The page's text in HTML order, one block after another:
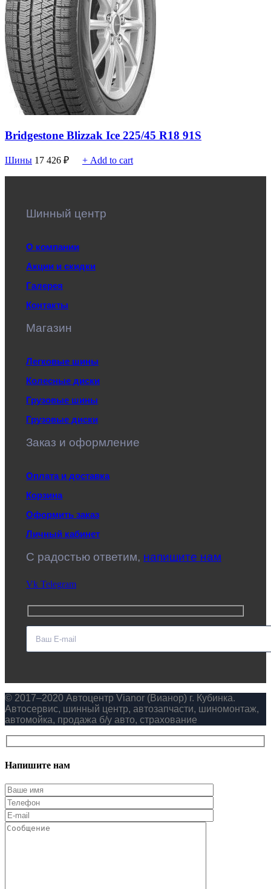
Bridgestone Blizzak Ice 225/45 R18 91S
Шины 17 426 ₽ + Add to cart
Шинный центр
О компании
Акции и скидки
Галерея
Контакты
Магазин
Легковые шины
Колесные диски
Грузовые шины
Грузовые диски
Заказ и оформление
Оплата и доставка
Корзина
Оформить заказ
Личный кабинет
C радостью ответим, напишите нам
Vk Telegram
© 2017–2020 Автоцентр Vianor (Вианор) г. Кубинка.
Автосервис, шинный центр, автозапчасти, шиномонтаж,
автомойка, продажа б/у авто, страхование
Напишите нам